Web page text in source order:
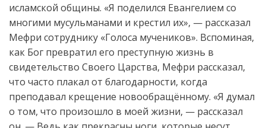
исламской общины. «Я поделился Евангелием со
многими мусульманами и крестил их», — рассказал
Мефри сотруднику «Голоса мучеников». Вспоминая,
как Бог превратил его преступную жизнь в
свидетельство Своего Царства, Мефри рассказал,
что часто плакал от благодарности, когда
преподавал крещение новообращённому. «Я думал
о том, что произошло в моей жизни, — рассказал